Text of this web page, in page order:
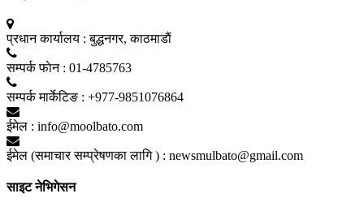
प्रधान कार्यालय : बुद्धनगर, काठमाडाैं
सम्पर्क फाेन : 01-4785763
सम्पर्क मार्केटिङ : +977-9851076864
ईमेल : info@moolbato.com
ईमेल (समाचार सम्प्रेषणका लागि ) : newsmulbato@gmail.com
साइट नेभिगेसन